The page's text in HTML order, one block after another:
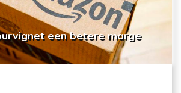
een betere marge